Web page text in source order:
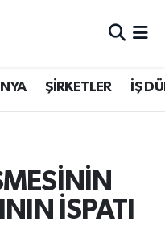
ŞİRKETLER İŞ
İSPATI
Fikstür